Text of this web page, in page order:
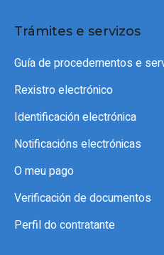
Trámites e servizos
Guía de procedementos e
Rexistro electrónico
Identificación electrónica
Notificacións electrónicas
O meu pago
Verificación de documentos
Perfil do contratante